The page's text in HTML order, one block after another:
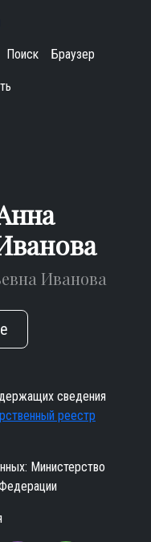
Поиск Браузер
Иванова
сведения
реестр
Министерство